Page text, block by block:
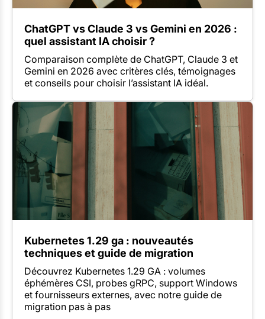
ChatGPT vs Claude 3 vs Gemini en 2026 :
quel assistant IA choisir ?
Comparaison complète de ChatGPT, Claude 3 et
Gemini en 2026 avec critères clés, témoignages
et conseils pour choisir l’assistant IA idéal.
Kubernetes 1.29 ga : nouveautés
techniques et guide de migration
Découvrez Kubernetes 1.29 GA : volumes
éphémères CSI, probes gRPC, support Windows
et fournisseurs externes, avec notre guide de
migration pas à pas